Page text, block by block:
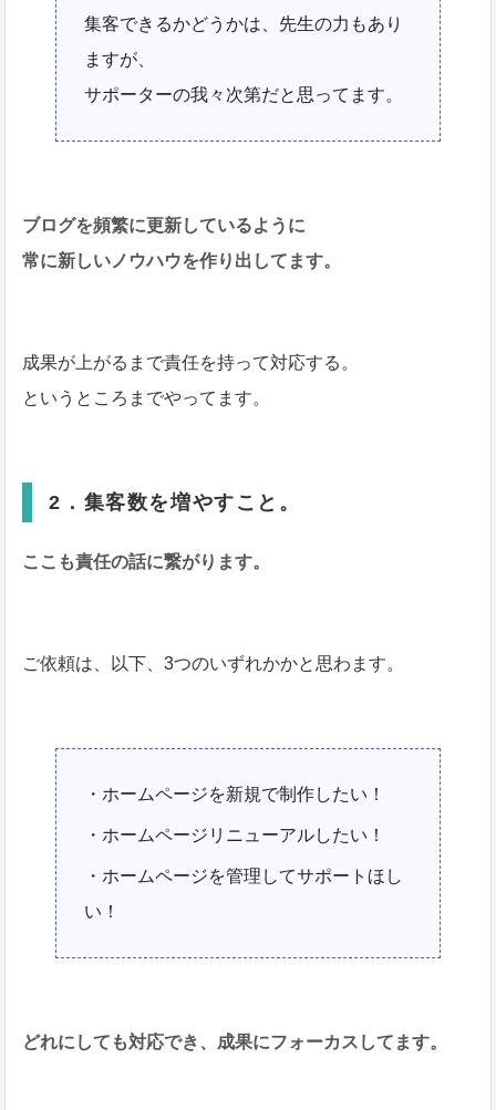
集客できるかどうかは、先生の力もあり
ますが、
サポーターの我々次第だと思ってます。
ブログを頻繁に更新しているように
常に新しいノウハウを作り出してます。
成果が上がるまで責任を持って対応する。
というところまでやってます。
2．集客数を増やすこと。
ここも責任の話に繋がります。
ご依頼は、以下、3つのいずれかかと思わます。
・ホームページを新規で制作したい！
・ホームページリニューアルしたい！
・ホームページを管理してサポートほし
い！
どれにしても対応でき、成果にフォーカスしてます。